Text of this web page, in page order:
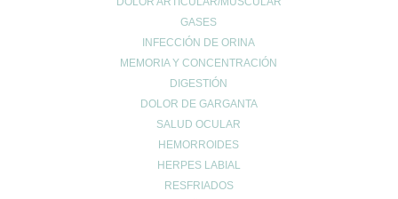
GASES
INFECCIÓN DE ORINA
MEMORIA Y CONCENTRACIÓN
DIGESTIÓN
DOLOR DE GARGANTA
SALUD OCULAR
HEMORROIDES
HERPES LABIAL
RESFRIADOS